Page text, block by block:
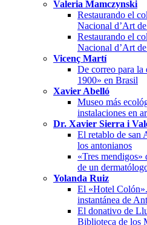
Valeria Mamczynski
Restaurando el
Nacional d’Art
Restaurando el
Nacional d’Art
Vicenç Martí
De correo para
1900» en Brasil
Xavier Abelló
Museo más
instalaciones en
Dr. Xavier Sierra i
El retablo de san
los antonianos
«Tres
de un
Yolanda Ruiz
El «Hotel
instantánea de
El donativo de
Biblioteca de los